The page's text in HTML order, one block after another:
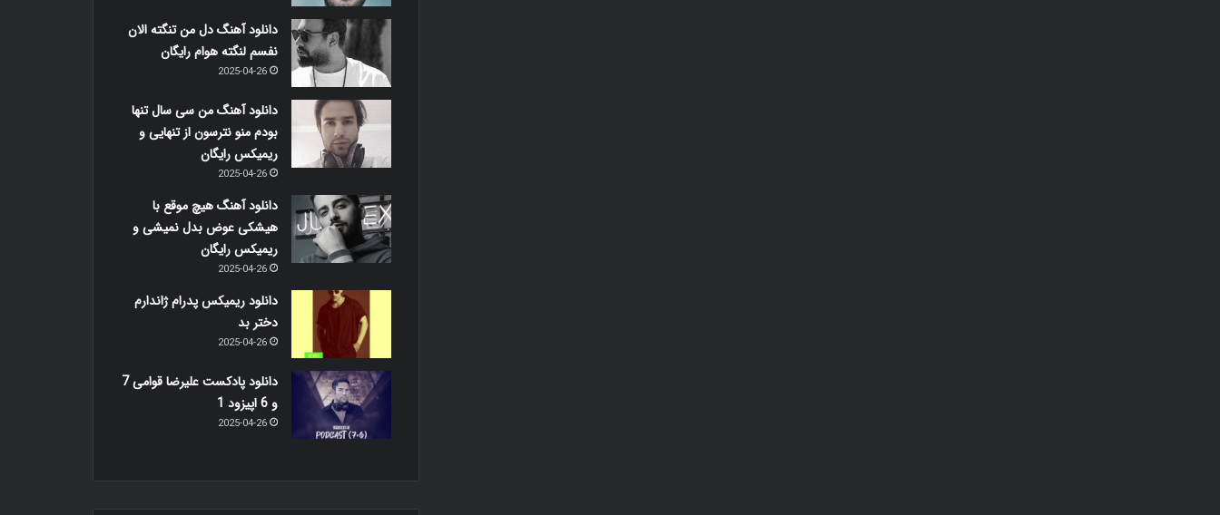
دانلود آهنگ دل من تنگته الان
نفسم لنگته هوام رایگان
2025-04-26
دانلود آهنگ من سی سال تنها
بودم منو نترسون از تنهایی و
ریمیکس رایگان
2025-04-26
دانلود آهنگ هیچ موقع با
هیشکی عوض بدل نمیشی و
ریمیکس رایگان
2025-04-26
دانلود ریمیکس پدرام ژاندارم
دختر بد
2025-04-26
دانلود پادکست علیرضا قوامی 7
و 6 اپیزود 1
2025-04-26